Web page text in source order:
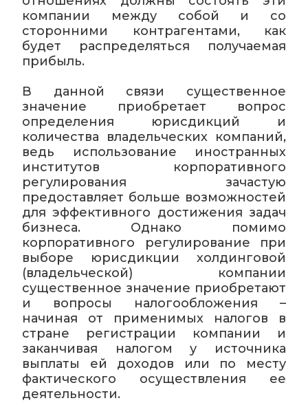
компании между собой и со
сторонними контрагентами, как
будет распределяться получаемая
прибыль.
В данной связи существенное
значение приобретает вопрос
определения юрисдикций и
количества владельческих компаний,
ведь использование иностранных
институтов корпоративного
регулирования зачастую
предоставляет больше возможностей
для эффективного достижения задач
бизнеса. Однако помимо
корпоративного регулирование при
выборе юрисдикции холдинговой
(владельческой) компании
существенное значение приобретают
и вопросы налогообложения –
начиная от применимых налогов в
стране регистрации компании и
заканчивая налогом у источника
выплаты ей доходов или по месту
фактического осуществления ее
деятельности.